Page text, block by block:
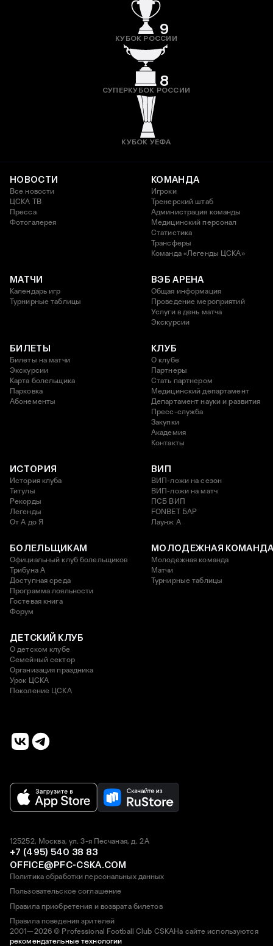
9
КУБОК РОССИИ
8
СУПЕРКУБОК РОССИИ
КУБОК УЕФА
НОВОСТИ
Все новости
ЦСКА ТВ
Пресса
Фотогалерея
КОМАНДА
Игроки
Тренерский штаб
Администрация команды
Медицинский персонал
Статистика
Трансферы
Команда «Легенды ЦСКА»
МАТЧИ
Календарь игр
Турнирные таблицы
ВЭБ АРЕНА
Общая информация
Проведение мероприятий
Услуги в день матча
Экскурсии
БИЛЕТЫ
Билеты на матчи
Экскурсии
Карта болельщика
Парковка
Абонементы
КЛУБ
О клубе
Партнеры
Стать партнером
Медицинский департамент
Департамент науки и развития
Пресс-служба
Закупки
Академия
Контакты
ИСТОРИЯ
История клуба
Титулы
Рекорды
Легенды
От А до Я
ВИП
ВИП-ложи на сезон
ВИП-ложи на матч
ПСБ ВИП
FONBET БАР
Лаунж A
БОЛЕЛЬЩИКАМ
Официальный клуб болельщиков
Трибуна А
Доступная среда
Программа лояльности
Гостевая книга
Форум
МОЛОДЕЖНАЯ
Молодежная команда
Матчи
Турнирные таблицы
ДЕТСКИЙ КЛУБ
О детском клубе
Семейный сектор
Организация праздника
Урок ЦСКА
Поколение ЦСКА
2001—2026 © Professional Football Club CSKAНа сайте используются
рекомендательные технологии
125252, Москва, ул. 3-я Песчаная, д. 2А
+7 (495) 540 38 83
OFFICE@PFC-CSKA.COM
Политика обработки персональных данных
Пользовательское соглашение
Правила приобретения и возврата билетов
Правила поведения зрителей